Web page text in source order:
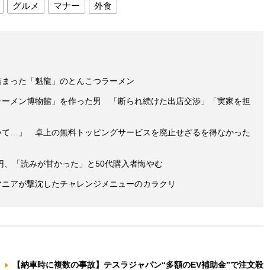
グルメ マナー 外食
まった「魁龍」のとんこつラーメン
メン博物館」を作った男 「断られ続けた出店交渉」「実家を担
て…」 卓上の無料トッピングサービスを廃止せざるを得なかった
「読みが甘かった」と50代購入者悔やむ
アが撃沈したチャレンジメニューのカラクリ
【納車時に複数の事故】テスラジャパン“多額のEV補助金”で注文殺